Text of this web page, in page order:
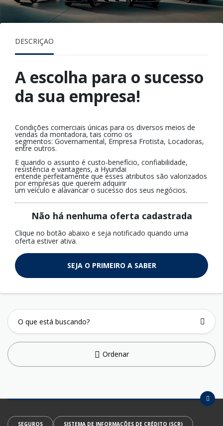
DESCRIÇÃO
A escolha para o sucesso
da sua empresa!
Condições comerciais únicas para os diversos meios de
vendas da montadora, tais como os
segmentos: Governamental, Empresa Frotista, Locadoras,
entre outros.
E quando o assunto é custo-benefício, confiabilidade,
resistência e vantagens, a Hyundai
entende perfeitamente que esses atributos são valorizados
por empresas que querem adquirir
um veículo e alavancar o sucesso dos seus negócios.
Não há nenhuma oferta cadastrada
Clique no botão abaixo e seja notificado quando uma
oferta estiver ativa.
SEJA O PRIMEIRO A SABER
Ordenar
SEGUROS SISTEMA DE INFORMAÇÕES DE CRÉDITO (SCR)